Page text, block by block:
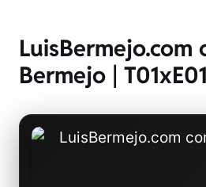
LuisBermejo.com
Bermejo | T01xE01